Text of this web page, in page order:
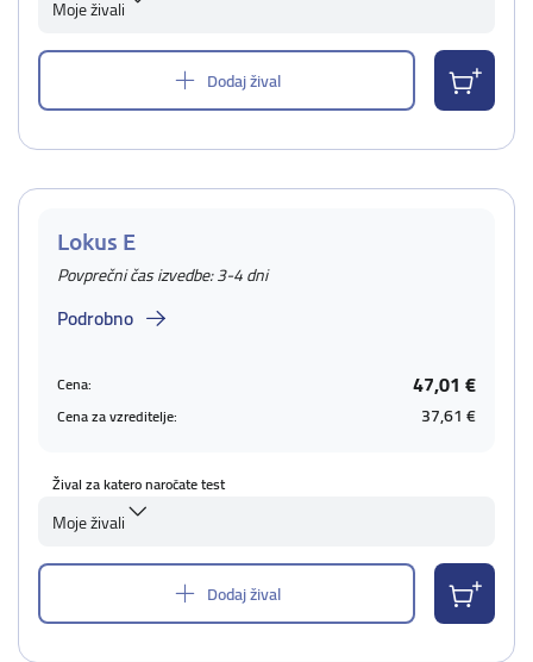
Moje živali
Dodaj žival
Lokus E
Povprečni čas izvedbe: 3-4 dni
Podrobno
Cena: 47,01 €
Cena za vzreditelje: 37,61 €
Žival za katero naročate test
Moje živali
Dodaj žival